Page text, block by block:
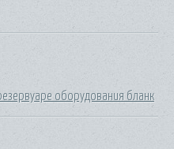
оборудования бланк